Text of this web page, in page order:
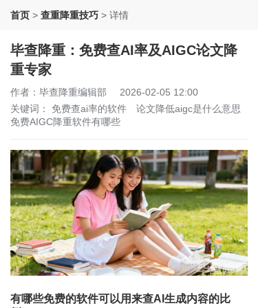
首页 > 查重降重技巧 > 详情
毕查降重：免费查AI率及AIGC论文降
重专家
作者：毕查降重编辑部
2026-02-05 12:00
关键词： 免费查ai率的软件
论文降低aigc是什么意思
免费AIGC降重软件有哪些
有哪些免费的软件可以用来查AI生成内容的比